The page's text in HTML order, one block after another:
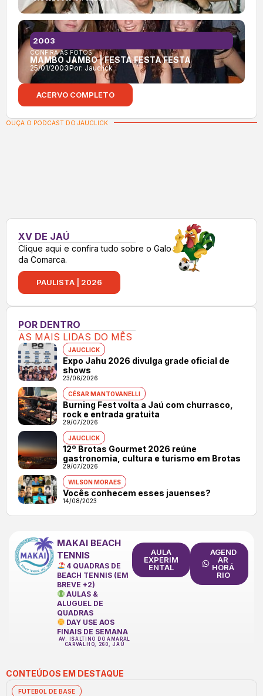
CONFIRA AS FOTOS:
MAMBO JAMBO | FESTA FESTA FESTA
25/01/2003Por: Jauclick
2003
ACERVO COMPLETO
OUÇA O PODCAST DO JAUCLICK
XV DE JAÚ
Clique aqui e confira tudo sobre o Galo
da Comarca.
PAULISTA | 2026
POR DENTRO
AS MAIS LIDAS DO MÊS
JAUCLICK
Expo Jahu 2026 divulga grade oficial de
shows
23/06/2026
CÉSAR MANTOVANELLI
Burning Fest volta a Jaú com churrasco,
rock e entrada gratuita
29/07/2026
JAUCLICK
12º Brotas Gourmet 2026 reúne
gastronomia, cultura e turismo em Brotas
29/07/2026
WILSON MORAES
Vocês conhecem esses jauenses?
14/08/2023
MAKAI BEACH
TENNIS
4 QUADRAS DE
BEACH TENNIS (EM
BREVE +2)
AULAS &
ALUGUEL DE
QUADRAS
DAY USE AOS
FINAIS DE SEMANA
AV. ISALTINO DO AMARAL
CARVALHO, 260, JAÚ
AULA
EXPERIM
ENTAL
AGEND
AR
HORÁ
RIO
CONTEÚDOS EM DESTAQUE
FUTEBOL DE BASE